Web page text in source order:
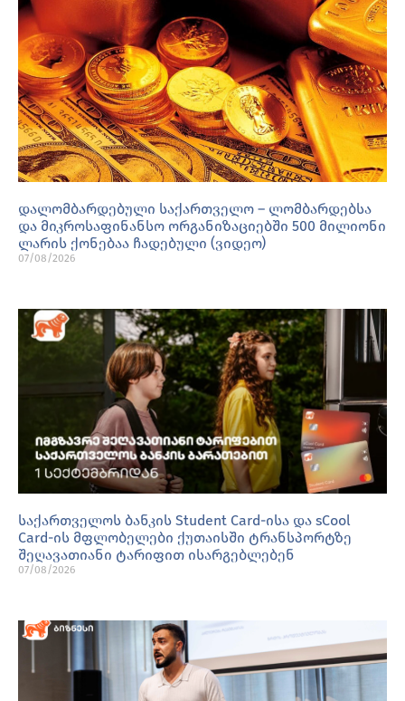
დალომბარდებული საქართველო – ლომბარდებსა
და მიკროსაფინანსო ორგანიზაციებში 500 მილიონი
ლარის ქონებაა ჩადებული (ვიდეო)
07/08/2026
საქართველოს ბანკის Student Card-ისა და sCool
Card-ის მფლობელები ქუთაისში ტრანსპორტზე
შეღავათიანი ტარიფით ისარგებლებენ
07/08/2026